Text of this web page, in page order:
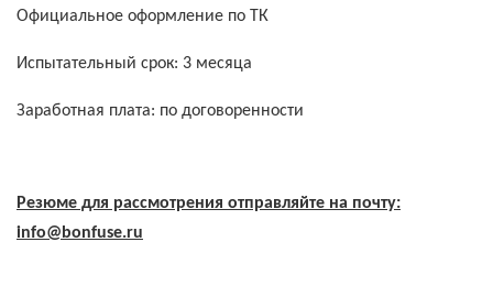
Официальное оформление по ТК
Испытательный срок: 3 месяца
Заработная плата: по договоренности
Резюме для рассмотрения отправляйте на почту:
info@bonfuse.ru